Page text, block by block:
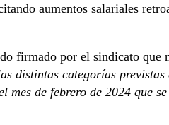
aumentos salariales
firmado por el sindicato que
distintas categorías previstas
mes de febrero de 2024 que